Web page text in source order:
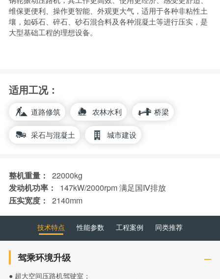
维保更便利、操作更智能、外观更大气，适用于各种非粘性土
壤，如砾石、碎石、砂石混合料及各种混凝土等进行压实，是
大型基础工程的理想设备。
适用工况：
道路修筑 农林水利 桥梁
采石与混凝土 城市建设
整机重量：
22000kg
发动机功率：
147kW/2000rpm 满足国Ⅳ排放
压实宽度：
2140mm
技术特点 性能参数 工程案例 同类推荐
驾乘环境升级
● 超大空间压路机驾驶室；